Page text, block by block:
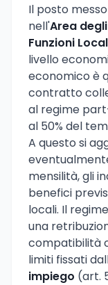
Il posto
nell'Area
Funzioni
livello
economico è
contratto
al regime
al 50% del
A questo si
mensilità, gli
benefici
locali. Il
una
compatibilità
limiti fissati
impiego (art.